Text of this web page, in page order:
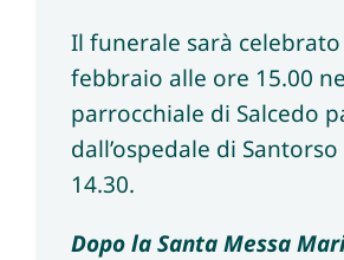
Il funerale sarà
febbraio alle ore 15.00
parrocchiale di Salcedo
dall’ospedale di
14.30.
Dopo la Santa Messa